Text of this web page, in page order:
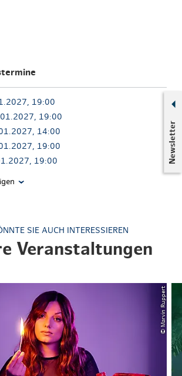
Newsletter
19:00
19:00
14:00
19:00
19:00
SIE AUCH INTERESSIEREN
Veranstaltungen
© Marvin Ruppert